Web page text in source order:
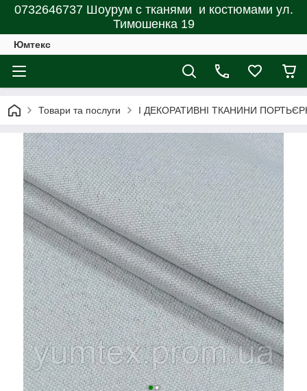
0732646737 Шоурум с тканями и костюмами ул.
Тимошенка 19
Юмтекс
Товари та послуги І ДЕКОРАТИВНІ ТКАНИНИ